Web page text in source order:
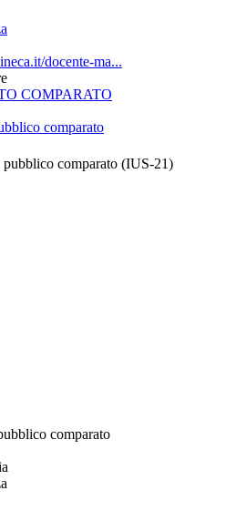
docente-ma...
COMPARATO
comparato
comparato (IUS-21)
comparato